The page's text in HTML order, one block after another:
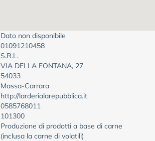
Dato non disponibile
01091210458
S.R.L.
VIA DELLA FONTANA, 27
54033
Massa-Carrara
http://larderialarepubblica.it
0585768011
101300
Produzione di prodotti a base di carne
(inclusa la carne di volatili)